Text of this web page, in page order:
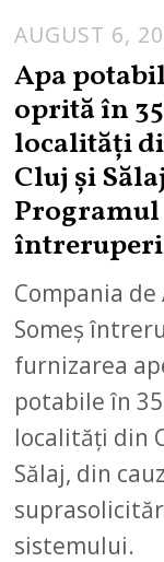
AUGUST 6,
Apa
oprită în
localități
Cluj și
Programul
Compania de
Someș
furnizarea
potabile în
localități din
Sălaj, din
sistemului.